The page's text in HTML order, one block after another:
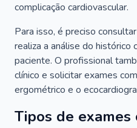
complicação cardiovascular.
Para isso, é preciso
realiza a análise do histórico
paciente. O profissional
clínico e solicitar exames
ergométrico e o
Tipos de exames